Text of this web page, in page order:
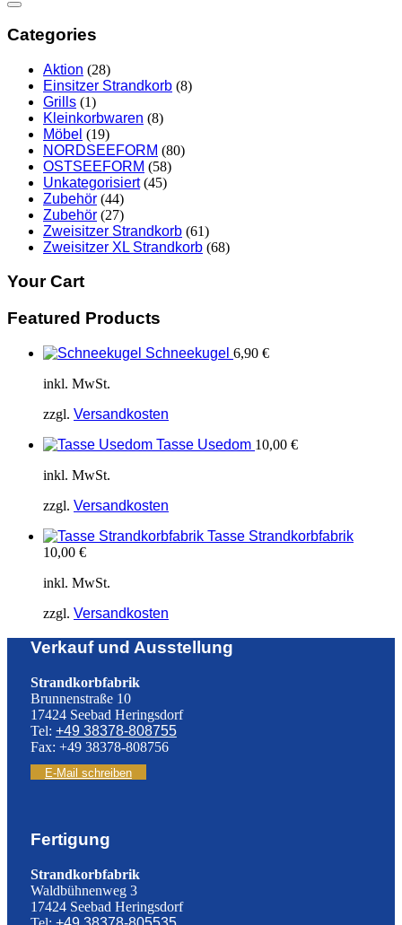
Categories
Aktion (28)
Einsitzer Strandkorb (8)
Grills (1)
Kleinkorbwaren (8)
Möbel (19)
NORDSEEFORM (80)
OSTSEEFORM (58)
Unkategorisiert (45)
Zubehör (44)
Zubehör (27)
Zweisitzer Strandkorb (61)
Zweisitzer XL Strandkorb (68)
Your Cart
Featured Products
Schneekugel 6,90 €
inkl. MwSt.
zzgl. Versandkosten
Tasse Usedom 10,00 €
inkl. MwSt.
zzgl. Versandkosten
Tasse Strandkorbfabrik
10,00 €
inkl. MwSt.
zzgl. Versandkosten
Verkauf und Ausstellung
Strandkorbfabrik
Brunnenstraße 10
17424 Seebad Heringsdorf
Tel: +49 38378-808755
Fax: +49 38378-808756
E-Mail schreiben
Fertigung
Strandkorbfabrik
Waldbühnenweg 3
17424 Seebad Heringsdorf